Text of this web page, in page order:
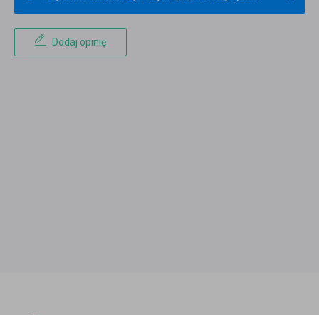
Dodaj opinię